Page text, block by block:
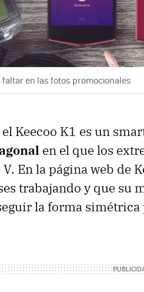
en las fotos promocionales
Keecoo K1 es un
en el que los
En la página web de
trabajando y que su
la forma simétrica